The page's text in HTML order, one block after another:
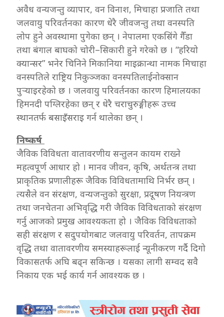
अवैध वन्यजन्तु व्यापार, वन विनाश, मिचाहा प्रजाति तथा
जलवायु परिवर्तनका कारण धेरै जीवजन्तु तथा वनस्पति
लोप हुने अवस्थामा पुगेका छन् । नेपालमा एकसिंगे गैँडा
तथा बंगाल बाघको चोरी–सिकारी हुने गरेको छ । “हरियो
क्यान्सर” भनेर चिनिने मिकानिया माइक्रान्था नामक मिचाहा
वनस्पतिले राष्ट्रिय निकुञ्जका वनस्पतिलाईनोक्सान
पुर्‍याइरहेको छ । जलवायु परिवर्तनका कारण हिमालयका
हिमनदी पग्लिरहेका छन् र धेरै चराचुरुङ्गीहरू उच्च
स्थानतर्फ बसाइँसराइ गर्न थालेका छन् ।
निष्कर्ष
जैविक विविधता वातावरणीय सन्तुलन कायम राख्ने
महत्वपूर्ण आधार हो । मानव जीवन, कृषि, अर्थतन्त्र तथा
प्राकृतिक प्रणालीहरू जैविक विविधतामाथि निर्भर छन् ।
त्यसैले वन संरक्षण, वन्यजन्तुको सुरक्षा, प्रदूषण नियन्त्रण
तथा जनचेतना अभिवृद्धि गरी जैविक विविधताको संरक्षण
गर्नु आजको प्रमुख आवश्यकता हो । जैविक विविधताको
सही संरक्षण र सदुपयोगबाट जलवायु परिवर्तन, तापक्रम
वृद्धि तथा वातावरणीय समस्याहरूलाई न्यूनीकरण गर्दै दिगो
विकासतर्फ अघि बढ्न सकिन्छ । यसका लागी सम्वद सवै
निकाय एक भई कार्य गर्न आवश्यक छ ।